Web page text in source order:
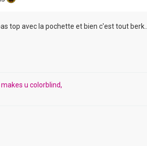
top avec la pochette et bien c'est tout
u colorblind,